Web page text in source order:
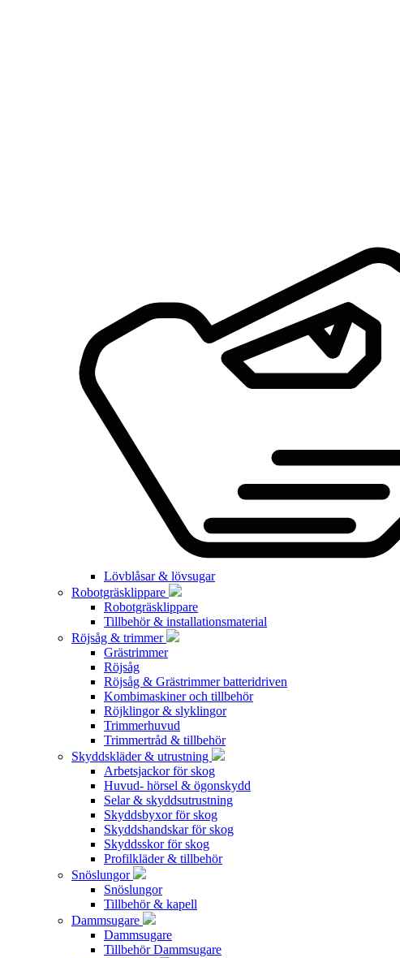
Lövblåsar & lövsugar
Robotgräsklippare
Robotgräsklippare
Tillbehör & installationsmaterial
Röjsåg & trimmer
Grästrimmer
Röjsåg
Röjsåg & Grästrimmer batteridriven
Kombimaskiner och tillbehör
Röjklingor & slyklingor
Trimmerhuvud
Trimmertråd & tillbehör
Skyddskläder & utrustning
Arbetsjackor för skog
Huvud- hörsel & ögonskydd
Selar & skyddsutrustning
Skyddsbyxor för skog
Skyddshandskar för skog
Skyddsskor för skog
Profilkläder & tillbehör
Snöslungor
Snöslungor
Tillbehör & kapell
Dammsugare
Dammsugare
Tillbehör Dammsugare